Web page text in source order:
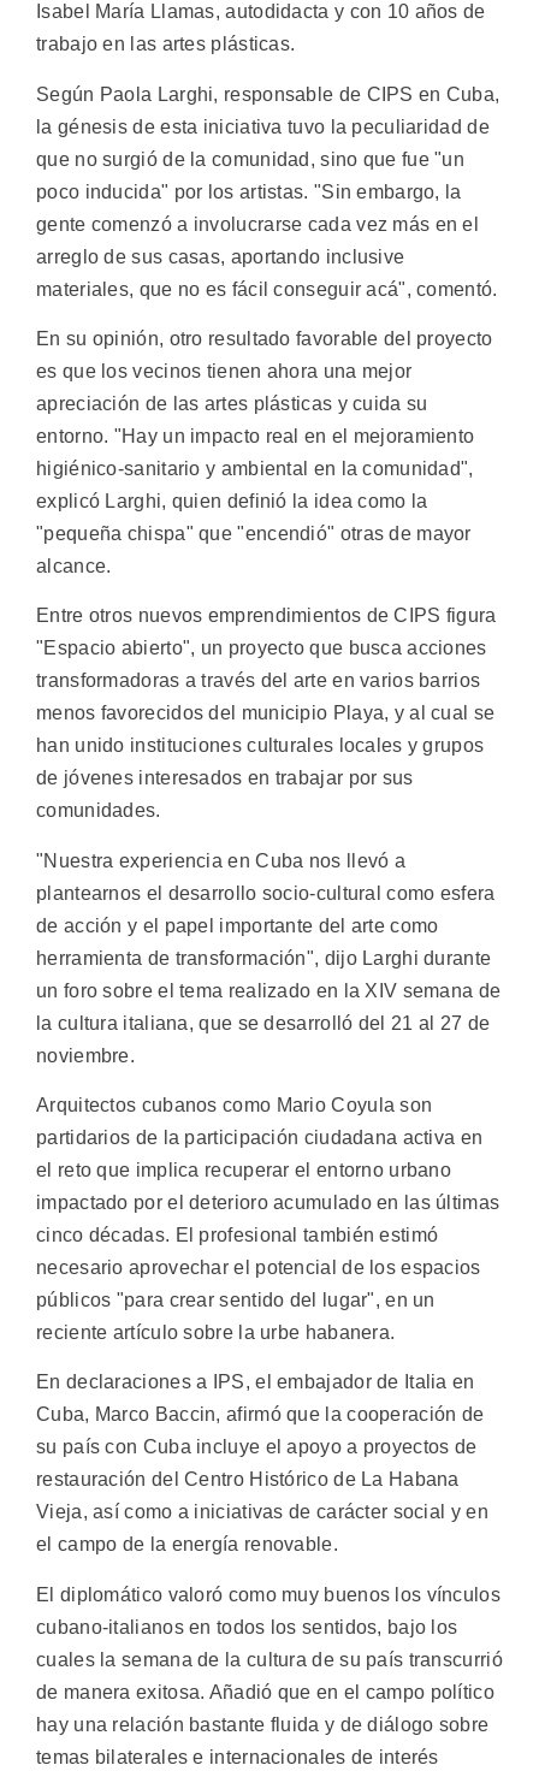
Isabel María Llamas, autodidacta y con 10 años de
trabajo en las artes plásticas.
Según Paola Larghi, responsable de CIPS en Cuba,
la génesis de esta iniciativa tuvo la peculiaridad de
que no surgió de la comunidad, sino que fue "un
poco inducida" por los artistas. "Sin embargo, la
gente comenzó a involucrarse cada vez más en el
arreglo de sus casas, aportando inclusive
materiales, que no es fácil conseguir acá", comentó.
En su opinión, otro resultado favorable del proyecto
es que los vecinos tienen ahora una mejor
apreciación de las artes plásticas y cuida su
entorno. "Hay un impacto real en el mejoramiento
higiénico-sanitario y ambiental en la comunidad",
explicó Larghi, quien definió la idea como la
"pequeña chispa" que "encendió" otras de mayor
alcance.
Entre otros nuevos emprendimientos de CIPS figura
"Espacio abierto", un proyecto que busca acciones
transformadoras a través del arte en varios barrios
menos favorecidos del municipio Playa, y al cual se
han unido instituciones culturales locales y grupos
de jóvenes interesados en trabajar por sus
comunidades.
"Nuestra experiencia en Cuba nos llevó a
plantearnos el desarrollo socio-cultural como esfera
de acción y el papel importante del arte como
herramienta de transformación", dijo Larghi durante
un foro sobre el tema realizado en la XIV semana de
la cultura italiana, que se desarrolló del 21 al 27 de
noviembre.
Arquitectos cubanos como Mario Coyula son
partidarios de la participación ciudadana activa en
el reto que implica recuperar el entorno urbano
impactado por el deterioro acumulado en las últimas
cinco décadas. El profesional también estimó
necesario aprovechar el potencial de los espacios
públicos "para crear sentido del lugar", en un
reciente artículo sobre la urbe habanera.
En declaraciones a IPS, el embajador de Italia en
Cuba, Marco Baccin, afirmó que la cooperación de
su país con Cuba incluye el apoyo a proyectos de
restauración del Centro Histórico de La Habana
Vieja, así como a iniciativas de carácter social y en
el campo de la energía renovable.
El diplomático valoró como muy buenos los vínculos
cubano-italianos en todos los sentidos, bajo los
cuales la semana de la cultura de su país transcurrió
de manera exitosa. Añadió que en el campo político
hay una relación bastante fluida y de diálogo sobre
temas bilaterales e internacionales de interés